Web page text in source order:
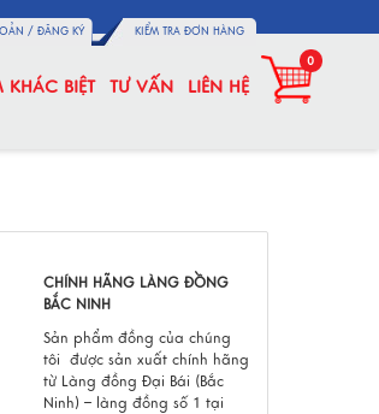
/ ĐĂNG KÝ KIỂM TRA ĐƠN HÀNG
KHÁC BIỆT TƯ VẤN LIÊN HỆ
0
CHÍNH HÃNG LÀNG ĐỒNG
BẮC NINH
Sản phẩm đồng của chúng
tôi được sản xuất chính hãng
từ Làng đồng Đại Bái (Bắc
Ninh) – làng đồng số 1 tại